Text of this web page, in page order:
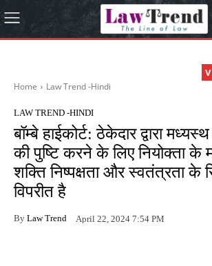
Home Law Trend -Hindi
LAW TREND -HINDI
बॉम्बे हाईकोर्ट: ठेकेदार द्वारा
की पुष्टि करने के लिए नियोक्ता के
शक्ति निष्पक्षता और स्वतंत्रता के
विपरीत है
By Law Trend April 22, 2024 7:54 PM